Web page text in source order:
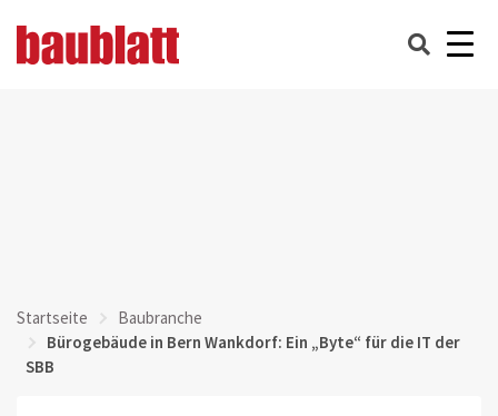
Startseite
Baubranche
Bürogebäude in Bern Wankdorf: Ein „Byte“ für die IT der
SBB